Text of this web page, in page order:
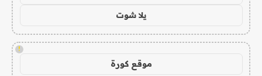
يلا شوت
!
موقع كورة